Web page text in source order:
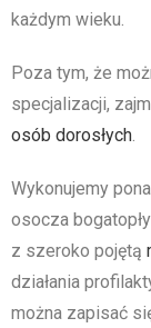
każdym wieku.
Poza tym, że
specjalizacji,
osób dorosłych
Wykonujemy
osocza
z szeroko pojętą
działania
można zapisać